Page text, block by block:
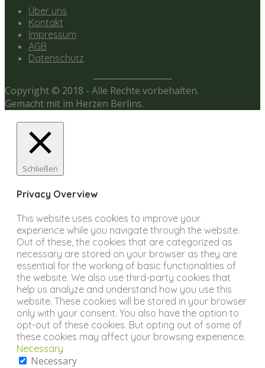
Über uns
Kontakt
Impressum
AGB
Datenschutz
Copyright © 2018 - Alle Rechte vorbehalten.
Gemacht mit im Herzen Berlins.
Schließen
Privacy Overview
This website uses cookies to improve your
experience while you navigate through the website.
Out of these, the cookies that are categorized as
necessary are stored on your browser as they are
essential for the working of basic functionalities of
the website. We also use third-party cookies that
help us analyze and understand how you use this
website. These cookies will be stored in your browser
only with your consent. You also have the option to
opt-out of these cookies. But opting out of some of
these cookies may affect your browsing experience.
Necessary
Necessary